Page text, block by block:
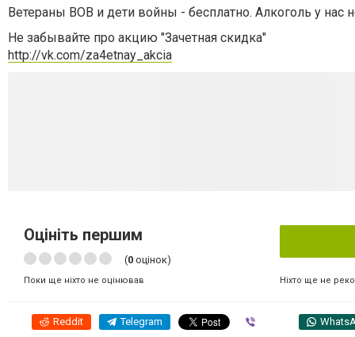
Ветераны ВОВ и дети войны - бесплатно. Алкоголь у нас
Не забывайте про акцию "Зачетная скидка"
http://vk.com/za4etnay_akcia
Оцініть першим
(0 оцінок)
Поки ще ніхто не оцінював Ніхто ще не
Reddit Telegram